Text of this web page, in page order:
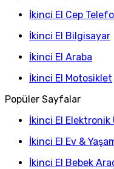
İkinci El Cep
İkinci El Bilgisayar
İkinci El Araba
İkinci El Motosiklet
Popüler Sayfalar
İkinci El Elektronik
İkinci El Ev &
İkinci El Bebek